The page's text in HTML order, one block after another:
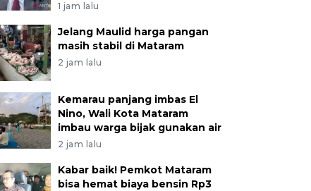
1 jam lalu
Jelang Maulid harga pangan
masih stabil di Mataram
2 jam lalu
Kemarau panjang imbas El
Nino, Wali Kota Mataram
imbau warga bijak gunakan air
2 jam lalu
Kabar baik! Pemkot Mataram
bisa hemat biaya bensin Rp3